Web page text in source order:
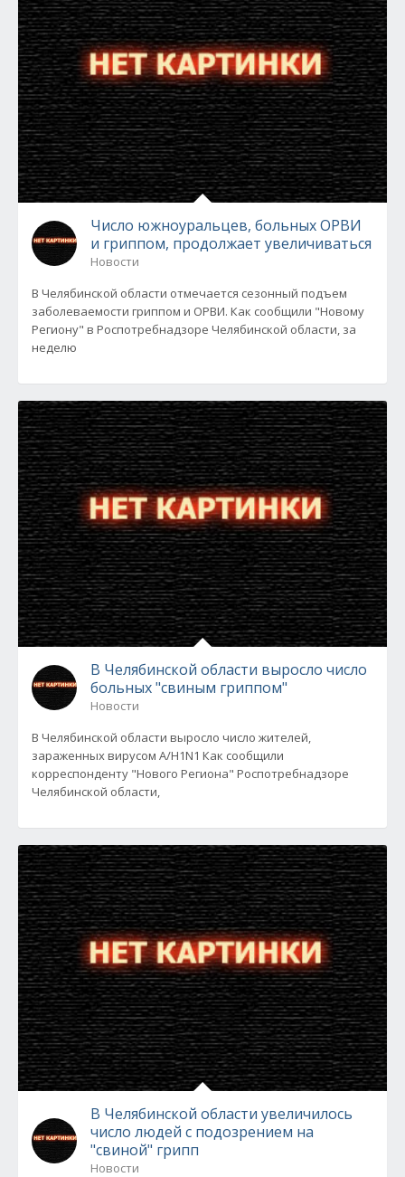
Число южноуральцев, больных ОРВИ
и гриппом, продолжает увеличиваться
Новости
В Челябинской области отмечается сезонный подъем
заболеваемости гриппом и ОРВИ. Как сообщили "Новому
Региону" в Роспотребнадзоре Челябинской области, за
неделю
В Челябинской области выросло число
больных "свиным гриппом"
Новости
В Челябинской области выросло число жителей,
зараженных вирусом А/Н1N1 Как сообщили
корреспонденту "Нового Региона" Роспотребнадзоре
Челябинской области,
В Челябинской области увеличилось
число людей с подозрением на
"свиной" грипп
Новости